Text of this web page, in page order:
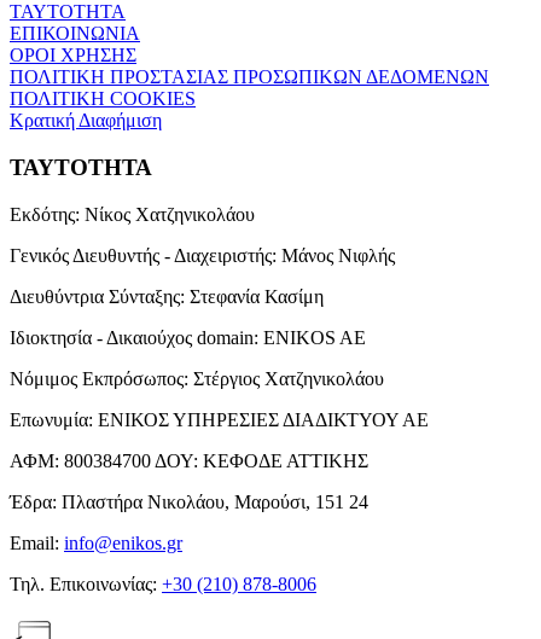
ΤΑΥΤΟΤΗΤΑ
ΕΠΙΚΟΙΝΩΝΙΑ
ΟΡΟΙ ΧΡΗΣΗΣ
ΠΟΛΙΤΙΚΗ ΠΡΟΣΤΑΣΙΑΣ ΠΡΟΣΩΠΙΚΩΝ ΔΕΔΟΜΕΝΩΝ
ΠΟΛΙΤΙΚΗ COOKIES
Κρατική Διαφήμιση
ΤΑΥΤΟΤΗΤΑ
Εκδότης: Νίκος Χατζηνικολάου
Γενικός Διευθυντής - Διαχειριστής: Μάνος Νιφλής
Διευθύντρια Σύνταξης: Στεφανία Κασίμη
Ιδιοκτησία - Δικαιούχος domain: ENIKOS AE
Νόμιμος Εκπρόσωπος: Στέργιος Χατζηνικολάου
Επωνυμία: ΕΝΙΚΟΣ ΥΠΗΡΕΣΙΕΣ ΔΙΑΔΙΚΤΥΟΥ ΑΕ
ΑΦΜ: 800384700 ΔΟΥ: ΚΕΦΟΔΕ ΑΤΤΙΚΗΣ
Έδρα: Πλαστήρα Νικολάου, Μαρούσι, 151 24
Email: info@enikos.gr
Τηλ. Επικοινωνίας: +30 (210) 878-8006